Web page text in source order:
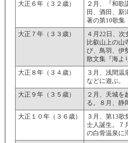
大正６年（３２歳）
２月、『和歌
田、酒田、新
著の第10歌集
大正７年（３３歳）
４月22日、
比叡山上の山
び、鳥羽、伊
散文集『海よ
大正８年（３４歳）
３月、浅間温
などに遊ぶ。
大正９年（３５歳）
２月、天城を
る。８月、静
大正１０年（３６歳）
３月、第13
士人誕生。７
の白骨温泉に